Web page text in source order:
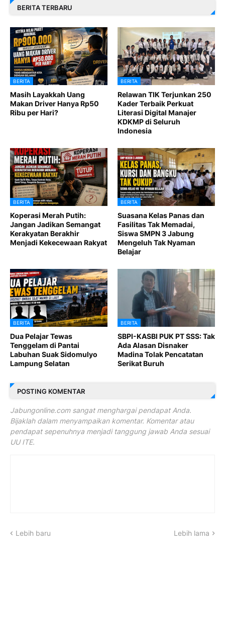
BERITA TERBARU
BERITA
Masih Layakkah Uang
Makan Driver Hanya Rp50
Ribu per Hari?
BERITA
Relawan TIK Terjunkan 250
Kader Terbaik Perkuat
Literasi Digital Manajer
KDKMP di Seluruh
Indonesia
BERITA
Koperasi Merah Putih:
Jangan Jadikan Semangat
Kerakyatan Berakhir
Menjadi Kekecewaan Rakyat
BERITA
Suasana Kelas Panas dan
Fasilitas Tak Memadai,
Siswa SMPN 3 Jabung
Mengeluh Tak Nyaman
Belajar
BERITA
Dua Pelajar Tewas
Tenggelam di Pantai
Labuhan Suak Sidomulyo
Lampung Selatan
BERITA
SBPI-KASBI PUK PT SSS: Tak
Ada Alasan Disnaker
Madina Tolak Pencatatan
Serikat Buruh
POSTING KOMENTAR
Jabungonline.com sangat menghargai pendapat Anda.
Bijaklah dalam menyampaikan komentar. Komentar atau
pendapat sepenuhnya menjadi tanggung jawab Anda sesuai
UU ITE.
Lebih baru Lebih lama